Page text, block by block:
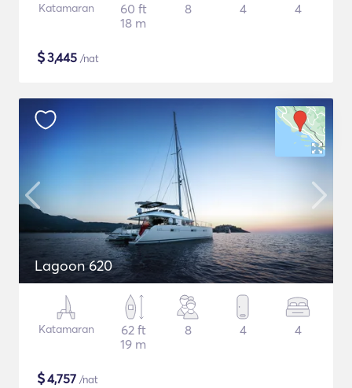
Katamaran
60 ft
18 m
8 4 4
$3,445 /nat
Lagoon 620
Katamaran
62 ft
19 m
8 4 4
$4,757 /nat